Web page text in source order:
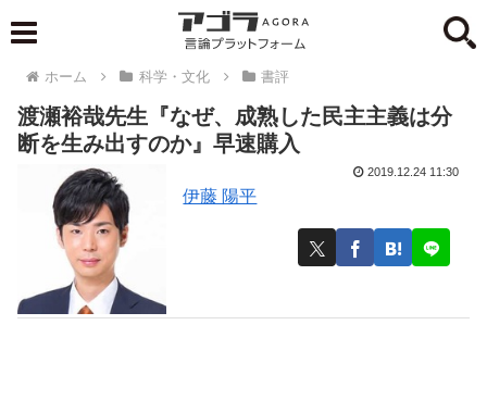
ホーム 科学・文化 書評
渡瀬裕哉先生『なぜ、成熟した民主主義は分
断を生み出すのか』早速購入
伊藤 陽平
2019.12.24 11:30